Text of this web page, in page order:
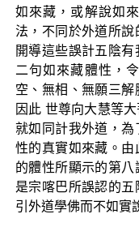
如來藏，或解說如
法，不同於外道所說
開導這些誤計五陰
二句如來藏體性，
空、無相、無願三解
因此 世尊向大慧等
就如同計我外道，
性的真實如來藏。
的體性所顯示的第
是宗喀巴所誤認的
引外道學佛而不如實